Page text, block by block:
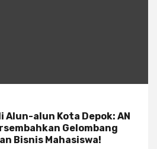
Alun-alun Kota Depok: AN
Gelombang
Bisnis Mahasiswa!